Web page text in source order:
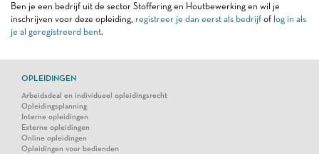
Ben je een bedrijf uit de sector Stoffering en Houtbewerking en wil je
inschrijven voor deze opleiding, registreer je dan eerst als bedrijf of log in als
je al geregistreerd bent.
OPLEIDINGEN
Arbeidsdeal en individueel opleidingsrecht
Opleidingsplanning
Interne opleidingen
Externe opleidingen
Online opleidingen
Opleidingen voor bedienden